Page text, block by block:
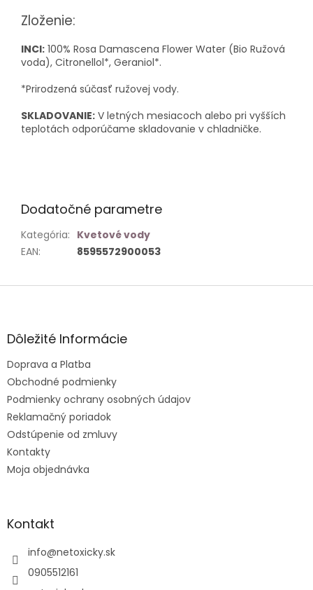
Zloženie:
INCI: 100% Rosa Damascena Flower Water (Bio Ružová
voda), Citronellol*, Geraniol*.
*Prirodzená súčasť ružovej vody.
SKLADOVANIE: V letných mesiacoch alebo pri vyšších
teplotách odporúčame skladovanie v chladničke.
Dodatočné parametre
Kategória: Kvetové vody
EAN: 8595572900053
Z
ä
e
Dôležité Informácie
Doprava a Platba
Obchodné podmienky
Podmienky ochrany osobných údajov
Reklamačný poriadok
Odstúpenie od zmluvy
Kontakty
Moja objednávka
Kontakt
info@netoxicky.sk
0905512161